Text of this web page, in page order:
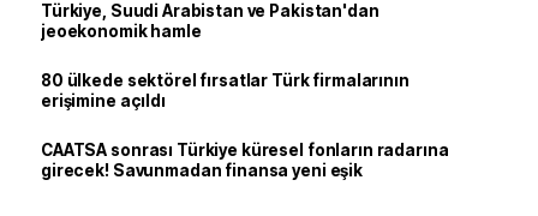
Türkiye, Suudi Arabistan ve Pakistan'dan
jeoekonomik hamle
80 ülkede sektörel fırsatlar Türk firmalarının
erişimine açıldı
CAATSA sonrası Türkiye küresel fonların radarına
girecek! Savunmadan finansa yeni eşik